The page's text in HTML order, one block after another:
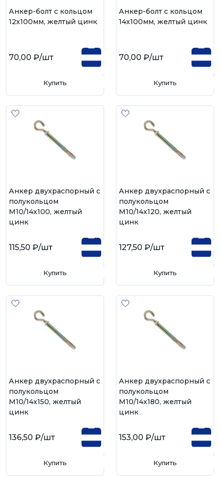
Анкер-болт с кольцом
12х100мм, желтый цинк
70,00 ₽/шт
Купить
Анкер-болт с кольцом
14х100мм, желтый цинк
70,00 ₽/шт
Купить
Анкер двухраспорный с
полукольцом
М10/14х100, желтый
цинк
115,50 ₽/шт
Купить
Анкер двухраспорный с
полукольцом
М10/14х120, желтый
цинк
127,50 ₽/шт
Купить
Анкер двухраспорный с
полукольцом
М10/14х150, желтый
цинк
136,50 ₽/шт
Купить
Анкер двухраспорный с
полукольцом
М10/14х180, желтый
цинк
153,00 ₽/шт
Купить